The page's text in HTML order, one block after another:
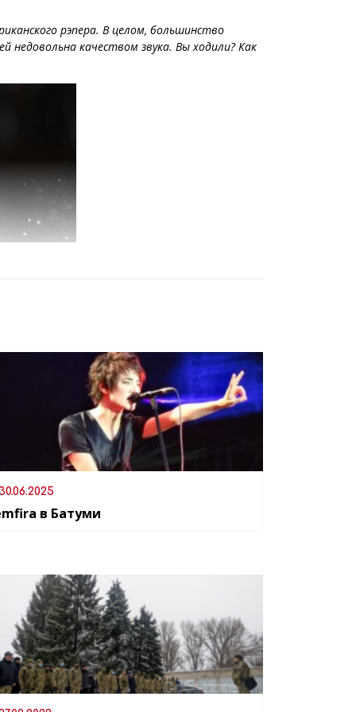
рэпера. В целом, большинство
качеством звука. Вы ходили? Как
в Батуми